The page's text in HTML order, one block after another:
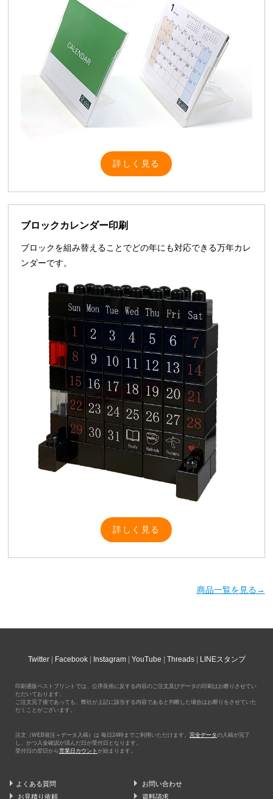
詳しく見る
ブロックカレンダー印刷
ブロックを組み替えることでどの年にも対応できる万年カレ
ンダーです。
詳しく見る
商品一覧を見る→
Twitter Facebook Instagram YouTube Threads LINEスタンプ
印刷通販ベストプリントでは、公序良俗に反する内容のご注文及びデータの印刷はお断りさせてい
ただいております。
ご注文完了後であっても、弊社が上記に該当する内容であると判断した場合はお断りをさせていた
だくことがございます。
注文（WEB発注＋データ入稿）は 毎日24時までご利用いただけます。 完全データの入稿が完了
し、かつ入金確認が済んだ日が受付日となります。
受付日の翌日から営業日カウント が始まります。
よくある質問
お問い合わせ
お見積り依頼
資料請求